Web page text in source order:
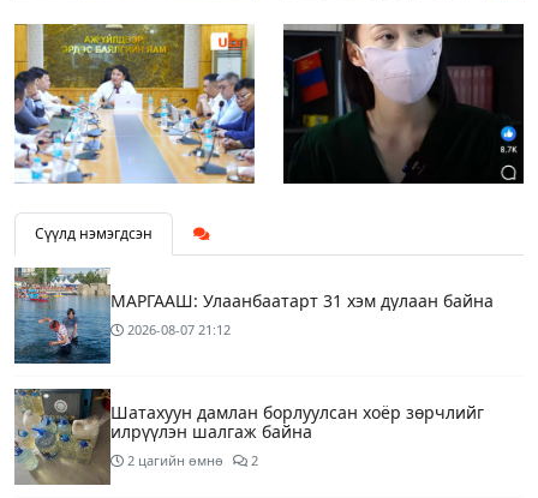
Сүүлд нэмэгдсэн
МАРГААШ: Улаанбаатарт 31 хэм дулаан байна
2026-08-07 21:12
Шатахуун дамлан борлуулсан хоёр зөрчлийг
илрүүлэн шалгаж байна
2 цагийн өмнө 2